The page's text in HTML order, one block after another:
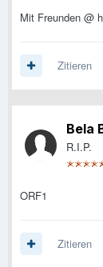
Mit Freunden @
Zitieren
Bela
R.I.P.
ORF1
Zitieren